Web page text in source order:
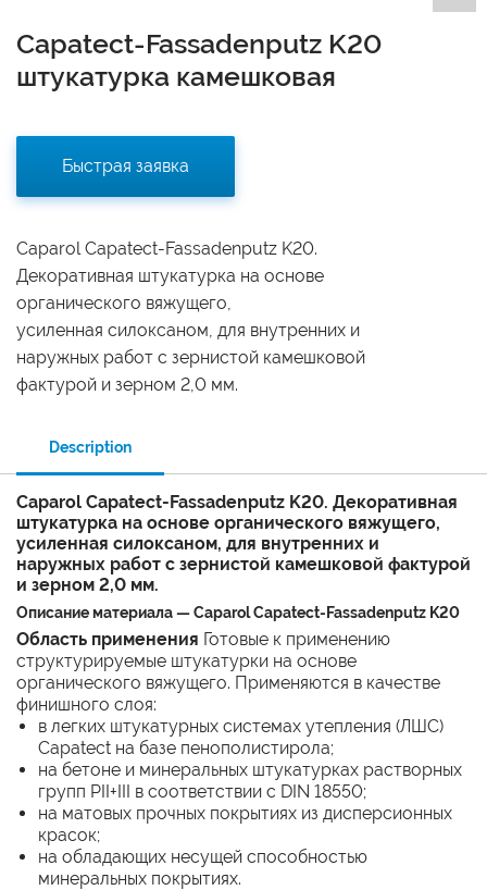
Capatect-Fassadenputz K20
штукатурка камешковая
Быстрая заявка
Caparol Capatect-Fassadenputz K20.
Декоративная штукатурка на основе
органического вяжущего,
усиленная силоксаном, для внутренних и
наружных работ с зернистой камешковой
фактурой и зерном 2,0 мм.
Description
Caparol Capatect-Fassadenputz K20. Декоративная
штукатурка на основе органического вяжущего,
усиленная силоксаном, для внутренних и
наружных работ с зернистой камешковой фактурой
и зерном 2,0 мм.
Описание материала — Caparol Capatect-Fassadenputz K20
Область применения Готовые к применению
структурируемые штукатурки на основе
органического вяжущего. Применяются в качестве
финишного слоя:
в легких штукатурных системах утепления (ЛШС)
Capatect на базе пенополистирола;
на бетоне и минеральных штукатурках растворных
групп PII+III в соответствии с DIN 18550;
на матовых прочных покрытиях из дисперсионных
красок;
на обладающих несущей способностью
минеральных покрытиях.